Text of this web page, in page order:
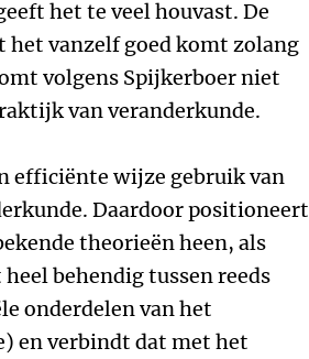
het te veel houvast. De
vanzelf goed komt zolang
volgens Spijkerboer niet
van veranderkunde.
efficiënte wijze gebruik van
Daardoor positioneert
theorieën heen, als
behendig tussen reeds
onderdelen van het
en verbindt dat met het